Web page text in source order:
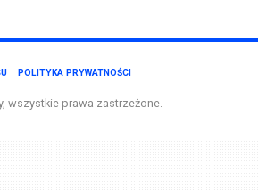
POLITYKA PRYWATNOŚCI
wszystkie prawa zastrzeżone.